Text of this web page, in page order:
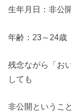
生年月日：非公
年齢：23～24歳
残念ながら「お
しても
非公開というこ